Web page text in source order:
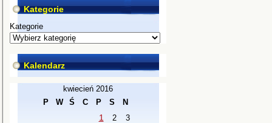
Kategorie
Kategorie
Kalendarz
kwiecień 2016
P
W Ś C P S N
1 2
3